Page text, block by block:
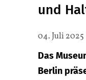
und
04. Juli 2025
Das
Berlin